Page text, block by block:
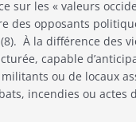
sur les « valeurs
des opposants
À la différence des
capable
ou de locaux
incendies ou actes